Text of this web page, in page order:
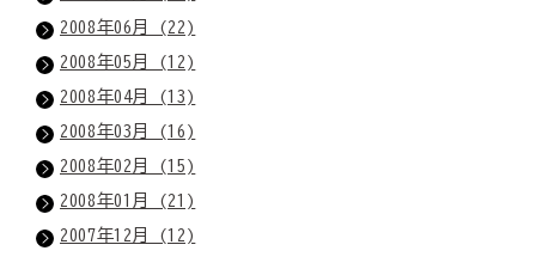
2008年06月 (22)
2008年05月 (12)
2008年04月 (13)
2008年03月 (16)
2008年02月 (15)
2008年01月 (21)
2007年12月 (12)